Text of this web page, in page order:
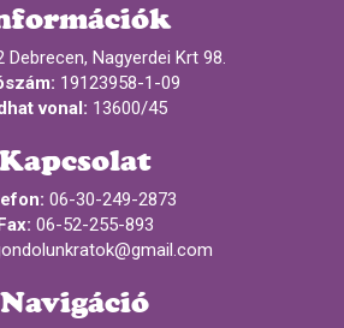
Debrecen, Nagyerdei Krt 98.
19123958-1-09
vonal: 13600/45
Kapcsolat
06-30-249-2873
06-52-255-893
Navigáció